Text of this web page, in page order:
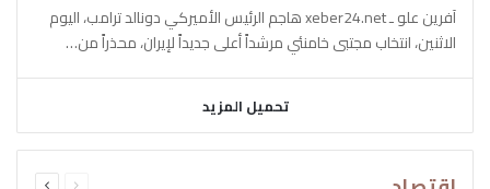
آفرين علو ـ xeber24.net هاجم الرئيس الأميركي دونالد ترامب، اليوم
الاثنين، انتخاب مجتبى خامنئي مرشداً أعلى جديداً لإيران، محذراً من…
تحميل المزيد